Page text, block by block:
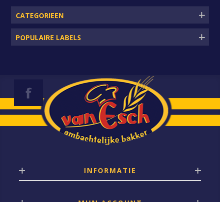
CATEGORIEEN
POPULAIRE LABELS
INFORMATIE